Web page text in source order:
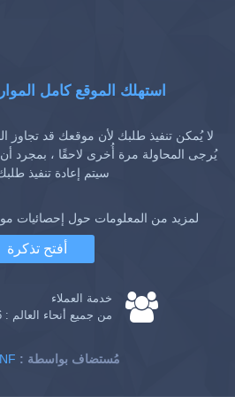
استهلك الموقع كامل
لا يُمكن تنفيذ طلبك لأن موقعك قد تجاوز
يُرجى المحاولة مرة أُخرى لاحقًا ، بمجرد
سيتم إعادة تنفيذ طلبك
لمزيد من المعلومات حول إحصائيات
أفتح تذكرة
خدمة العملاء
من جميع أنحاء العالم :
: مُستضاف بواسطة